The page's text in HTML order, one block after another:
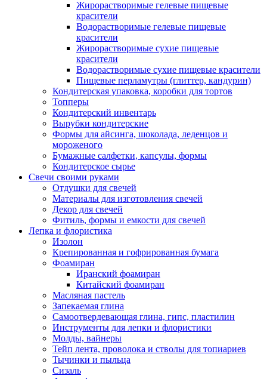
Жирорастворимые гелевые пищевые
красители
Водорастворимые гелевые пищевые
красители
Жирорастворимые сухие пищевые
красители
Водорастворимые сухие пищевые красители
Пищевые перламутры (глиттер, кандурин)
Кондитерская упаковка, коробки для тортов
Топперы
Кондитерский инвентарь
Вырубки кондитерские
Формы для айсинга, шоколада, леденцов и
мороженого
Бумажные салфетки, капсулы, формы
Кондитерское сырье
Свечи своими руками
Отдушки для свечей
Материалы для изготовления свечей
Декор для свечей
Фитиль, формы и емкости для свечей
Лепка и флористика
Изолон
Крепированная и гофрированная бумага
Фоамиран
Иранский фоамиран
Китайский фоамиран
Масляная пастель
Запекаемая глина
Самоотвердевающая глина, гипс, пластилин
Инструменты для лепки и флористики
Молды, вайнеры
Тейп лента, проволока и стволы для топиариев
Тычинки и пыльца
Сизаль